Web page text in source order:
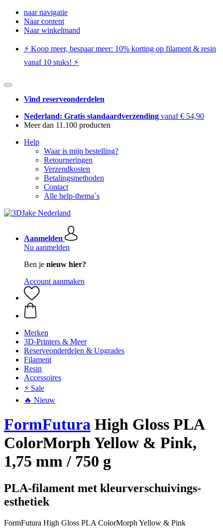
naar navigatie
Naar content
Naar winkelmand
⚡️ Koop meer, bespaar meer: ​​10% korting op filament & resin
vanaf 10 stuks! ⚡️
Vind reserveonderdelen
Nederland: Gratis standaardverzending vanaf € 54,90
Meer dan 11.100 producten
Help
Waar is mijn bestelling?
Retourneringen
Verzendkosten
Betalingsmethoden
Contact
Alle help-thema`s
Aanmelden
Nu aanmelden
Ben je nieuw hier?
Account aanmaken
Merken
3D-Printers & Meer
Reserveonderdelen & Upgrades
Filament
Resin
Accessoires
⚡ Sale
🔥 Nieuw
FormFutura High Gloss PLA
ColorMorph Yellow & Pink,
1,75 mm / 750 g
PLA-filament met kleurverschuivings-
esthetiek
FormFutura High Gloss PLA ColorMorph Yellow & Pink